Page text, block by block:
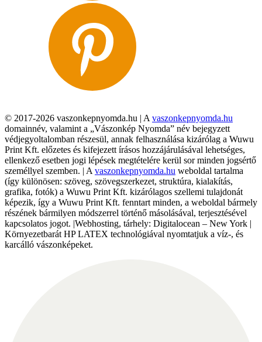
© 2017-2026 vaszonkepnyomda.hu | A vaszonkepnyomda.hu
domainnév, valamint a „Vászonkép Nyomda” név bejegyzett
védjegyoltalomban részesül, annak felhasználása kizárólag a Wuwu
Print Kft. előzetes és kifejezett írásos hozzájárulásával lehetséges,
ellenkező esetben jogi lépések megtételére kerül sor minden jogsértő
személlyel szemben. | A vaszonkepnyomda.hu weboldal tartalma
(így különösen: szöveg, szövegszerkezet, struktúra, kialakítás,
grafika, fotók) a Wuwu Print Kft. kizárólagos szellemi tulajdonát
képezik, így a Wuwu Print Kft. fenntart minden, a weboldal bármely
részének bármilyen módszerrel történő másolásával, terjesztésével
kapcsolatos jogot. |Webhosting, tárhely: Digitalocean – New York |
Környezetbarát HP LATEX technológiával nyomtatjuk a víz-, és
karcálló vászonképeket.